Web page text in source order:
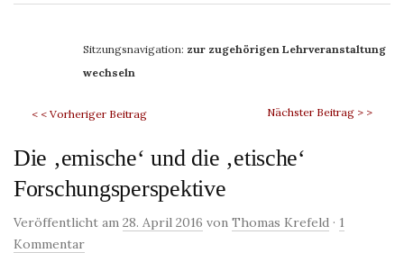
Sitzungsnavigation: zur zugehörigen Lehrveranstaltung
wechseln
< < Vorheriger Beitrag Nächster Beitrag > >
Die ‚emische‘ und die ‚etische‘
Forschungsperspektive
Veröffentlicht am 28. April 2016 von Thomas Krefeld · 1
Kommentar